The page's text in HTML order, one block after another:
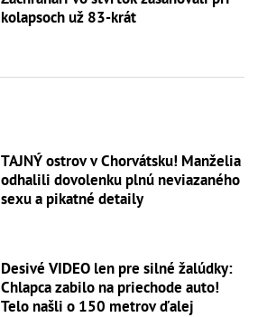
kolapsoch už 83-krát
TAJNÝ ostrov v Chorvátsku! Manželia
odhalili dovolenku plnú neviazaného
sexu a pikatné detaily
Desivé VIDEO len pre silné žalúdky:
Chlapca zabilo na priechode auto!
Telo našli o 150 metrov ďalej